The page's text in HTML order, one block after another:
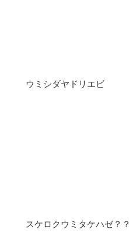
ウミシダヤドリエビ
スケロクウミタケハゼ？？